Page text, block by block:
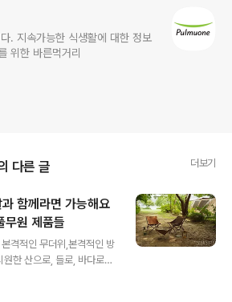
. 지속가능한 식생활에 대한 정보
위한 바른먹거리
다른 글 더보기
함께라면 가능해요
무원 제품들
격적인 무더위,본격적인 방
원한 산으로, 들로, 바다로~
무시한 요리들이 등장하곤